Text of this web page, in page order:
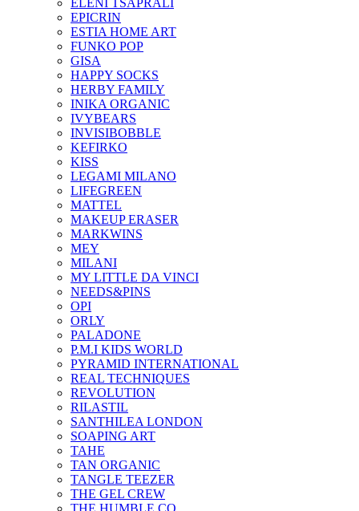
ELENI TSAPRALI
EPICRIN
ESTIA HOME ART
FUNKO POP
GISA
HAPPY SOCKS
HERBY FAMILY
INIKA ORGANIC
IVYBEARS
INVISIBOBBLE
KEFIRKO
KISS
LEGAMI MILANO
LIFEGREEN
MATTEL
MAKEUP ERASER
MARKWINS
MEY
MILANI
MY LITTLE DA VINCI
NEEDS&PINS
OPI
ORLY
PALADONE
P.M.I KIDS WORLD
PYRAMID INTERNATIONAL
REAL TECHNIQUES
REVOLUTION
RILASTIL
SANTHILEA LONDON
SOAPING ART
TAHE
TAN ORGANIC
TANGLE TEEZER
THE GEL CREW